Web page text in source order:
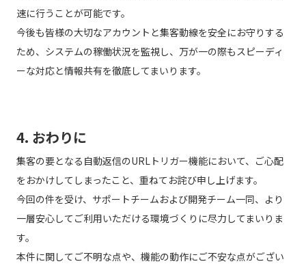
速に行うことが可能です。
今後も皆様の大切なアカウントと集客動線を安全にお守りする
ため、システムの稼働状況を監視し、万が一の際もスピーディ
ーな対応と情報共有を徹底してまいります。
4. おわりに
集客の要となる自動返信のURLトリガー機能において、ご心配
をおかけしてしまったこと、重ねてお詫び申し上げます。
今回の件を受け、サポートチームおよび開発チーム一同、より
一層安心してご利用いただける環境づくりに尽力してまいりま
す。
本件に関してご不明な点や、機能の動作にご不安な点がござい